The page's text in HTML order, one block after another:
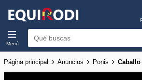
Menú
Página principal Anuncios Ponis Caballo